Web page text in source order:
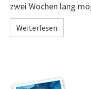
zwei Wochen lang
Weiterlesen